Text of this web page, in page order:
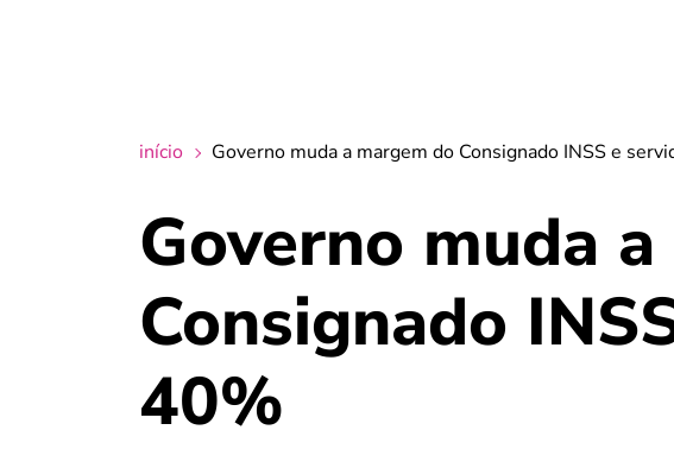
início Governo muda a margem do Consignado INSS e
Governo muda
Consignado
40%